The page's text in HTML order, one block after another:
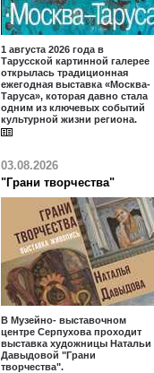
1 августа 2026 года в
Тарусcкой картинной галерее
открылась традиционная
ежегодная выставка «Москва-
Таруса», которая давно стала
одним из ключевых событий
культурной жизни региона.
03.08.2026
"Грани творчества"
В Музейно- выставочном
центре Серпухова проходит
выставка художницы Натальи
Давыдовой "Грани
творчества".